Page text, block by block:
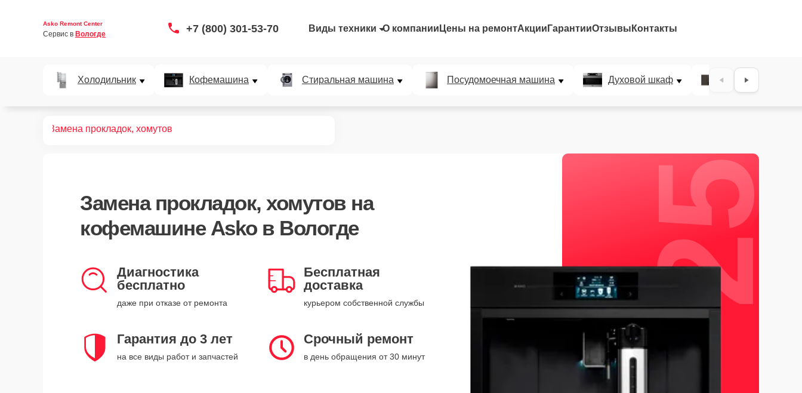
Asko Remont Center
Сервис в Вологде +7 (800) 301-53-70 Виды техники О компании Цены на ремонтАкции ГарантииОтзывы Контакты
Холодильник Кофемашина Стиральная машина Посудомоечная машина Духовой шкаф Варочная
Замена прокладок, хомутов
Замена прокладок, хомутовна
кофемашине Asko в Вологде
Диагностика
бесплатно
даже при отказе от ремонта
Бесплатная
доставка
курьером собственной службы
Гарантия до 3 лет
на все виды работ и запчастей
Срочный ремонт
в день обращения от 30 минут
25%